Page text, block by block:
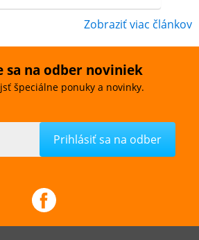
Zobraziť viac článkov
sa na odber noviniek
špeciálne ponuky a novinky.